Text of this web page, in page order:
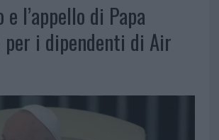
l’appello di Papa
per i dipendenti di Air